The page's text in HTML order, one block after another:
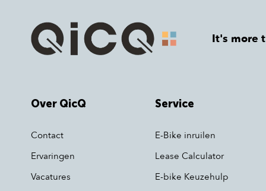
It's more
Over QicQ
Contact
Ervaringen
Vacatures
Service
E-Bike inruilen
Lease Calculator
E-bike Keuzehulp